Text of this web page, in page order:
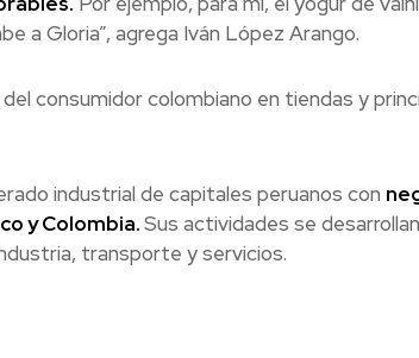
a Gloria”, agrega Iván López Arango.
consumidor colombiano en tiendas y
industrial de capitales peruanos con
y Colombia.Sus actividades se
transporte y servicios.